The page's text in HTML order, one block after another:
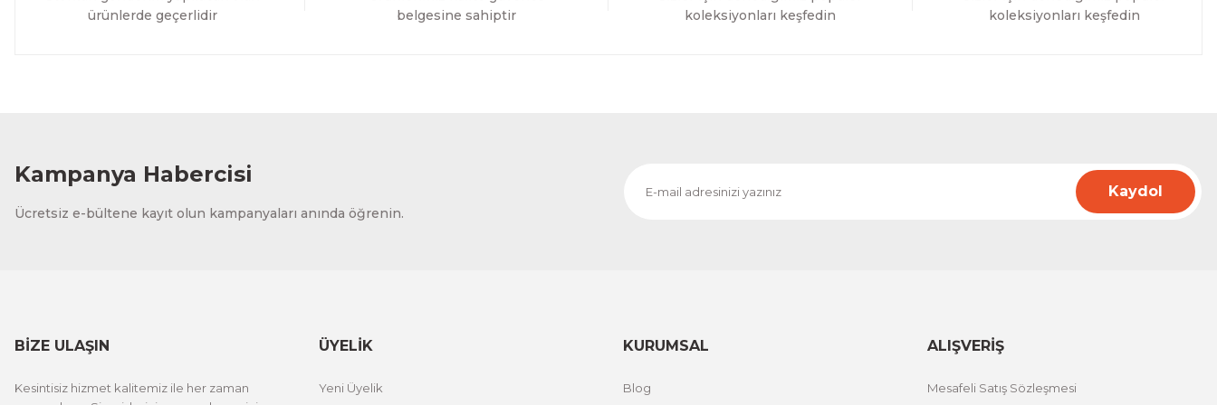
ürünlerde geçerlidir
belgesine sahiptir
koleksiyonları keşfedin
koleksiyonları keşfedin
Kampanya Habercisi
Ücretsiz e-bültene kayıt olun kampanyaları anında öğrenin.
Kaydol
BİZE ULAŞIN
Kesintisiz hizmet kalitemiz ile her zaman
ÜYELİK
Yeni Üyelik
KURUMSAL
Blog
ALIŞVERİŞ
Mesafeli Satış Sözleşmesi